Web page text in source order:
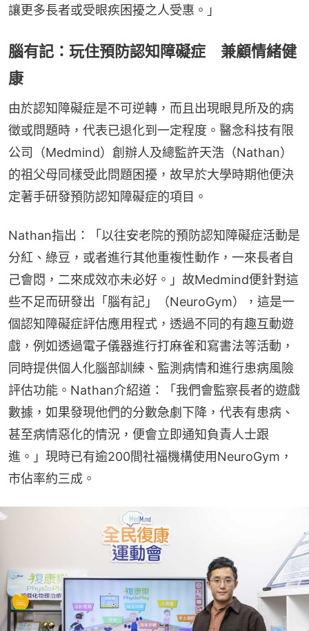
讓更多長者或受眼疾困擾之人受惠。」
腦有記：玩住預防認知障礙症 兼顧情緒健
康
由於認知障礙症是不可逆轉，而且出現眼見所及的病
徵或問題時，代表已退化到一定程度。醫念科技有限
公司（Medmind）創辦人及總監許天浩（Nathan）
的祖父母同樣受此問題困擾，故早於大學時期他便決
定著手研發預防認知障礙症的項目。
Nathan指出：「以往安老院的預防認知障礙症活動是
分紅、綠豆，或者進行其他重複性動作，一來長者自
己會悶，二來成效亦未必好。」故Medmind便針對這
些不足而研發出「腦有記」（NeuroGym），這是一
個認知障礙症評估應用程式，透過不同的有趣互動遊
戲，例如透過電子儀器進行打麻雀和寫書法等活動，
同時提供個人化腦部訓練、監測病情和進行患病風險
評估功能。Nathan介紹道：「我們會監察長者的遊戲
數據，如果發現他們的分數急劇下降，代表有患病、
甚至病情惡化的情況，便會立即通知負責人士跟
進。」現時已有逾200間社福機構使用NeuroGym，
市佔率約三成。